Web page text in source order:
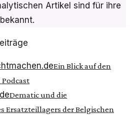
Artikel sind für ihre
Ein Blick auf den
Dematic und die
Ersatzteillagers der Belgischen